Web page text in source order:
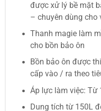
được xử lý bề mặt
– chuyên dùng cho
Thanh magie làm
cho bồn bảo ôn
Bồn bảo ôn được
cấp vào / ra theo
Áp lực làm việc: Từ
Dung tích từ 150L